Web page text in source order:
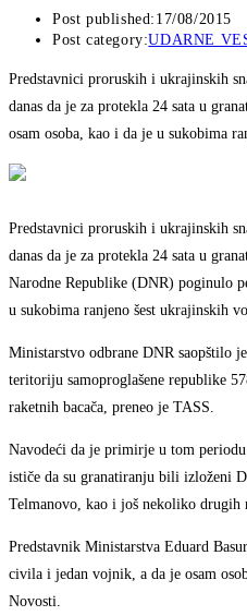
Post published: 17/08/2015
Post category:UDARNE
Predstavnici proruskih i ukrajinskih
danas da je za protekla 24 sata u
osam osoba, kao i da je u sukobima
Predstavnici proruskih i ukrajinskih
danas da je za protekla 24 sata u
Narodne Republike (DNR) poginulo
u sukobima ranjeno šest ukrajinskih
Ministarstvo odbrane DNR saopštilo
teritoriju samoproglašene republike
raketnih bacača, preneo je TASS.
Navodeći da je primirje u tom
ističe da su granatiranju bili izloženi
Telmanovo, kao i još nekoliko drugih
Predstavnik Ministarstva Eduard
civila i jedan vojnik, a da je osam
Novosti.